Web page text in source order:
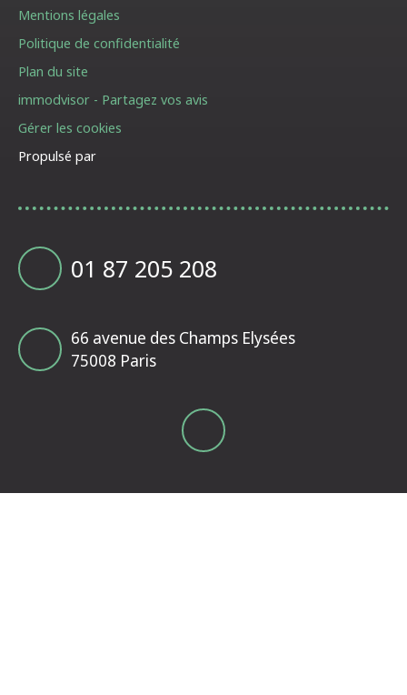
Mentions légales
Politique de confidentialité
Plan du site
immodvisor - Partagez vos avis
Gérer les cookies
Propulsé par
01 87 205 208
66 avenue des Champs Elysées
75008 Paris